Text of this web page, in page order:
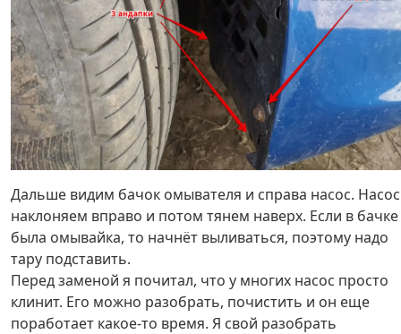
Дальше видим бачок омывателя и справа насос. Насос
наклоняем вправо и потом тянем наверх. Если в бачке
была омывайка, то начнёт выливаться, поэтому надо
тару подставить.
Перед заменой я почитал, что у многих насос просто
клинит. Его можно разобрать, почистить и он еще
поработает какое-то время. Я свой разобрать